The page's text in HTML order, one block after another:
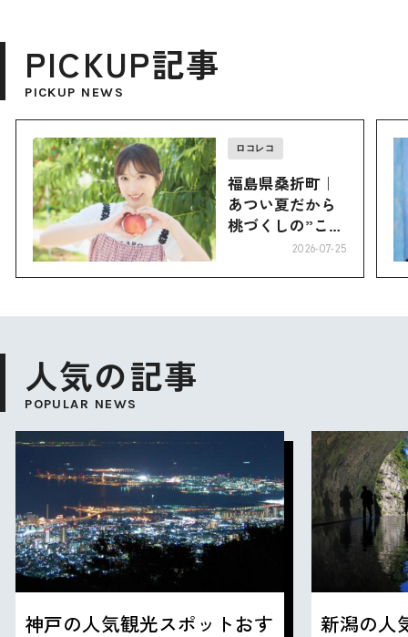
PICKUP記事
PICKUP NEWS
ロコレコ
福島県桑折町｜
あつい夏だから
桃づくしの”こお
2026-07-25
人気の記事
POPULAR NEWS
神戸の人気観光スポットおす
新潟の人